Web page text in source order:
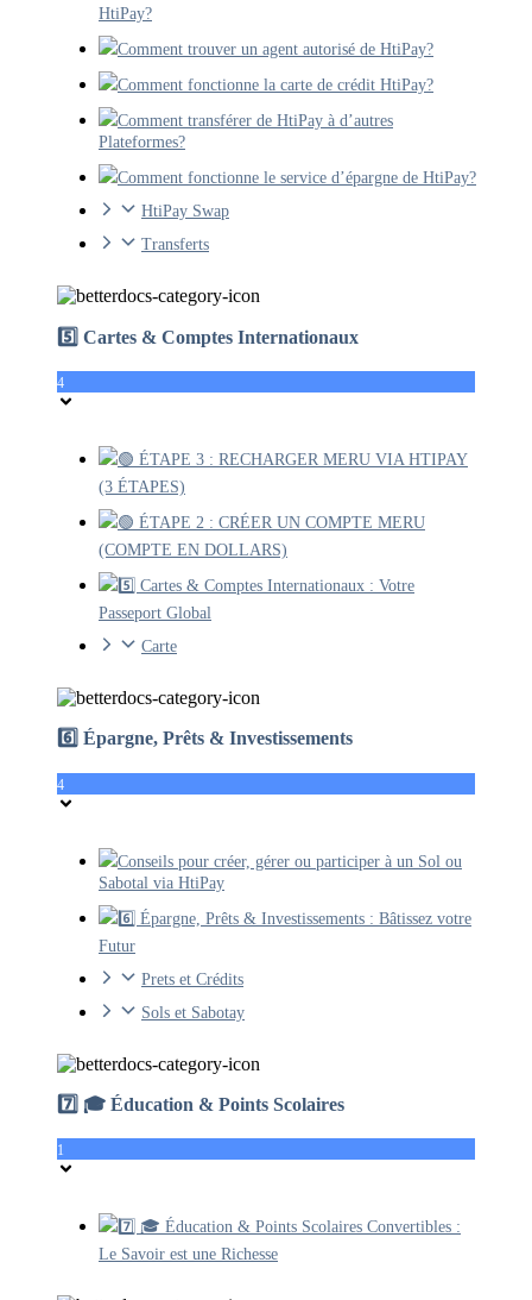
HtiPay?
Comment trouver un agent autorisé de HtiPay?
Comment fonctionne la carte de crédit HtiPay?
Comment transférer de HtiPay à d’autres
Plateformes?
Comment fonctionne le service d’épargne de HtiPay?
HtiPay Swap
Transferts
5️⃣ Cartes & Comptes Internationaux
4
🟢 ÉTAPE 3 : RECHARGER MERU VIA HTIPAY
(3 ÉTAPES)
🟢 ÉTAPE 2 : CRÉER UN COMPTE MERU
(COMPTE EN DOLLARS)
5️⃣ Cartes & Comptes Internationaux : Votre
Passeport Global
Carte
6️⃣ Épargne, Prêts & Investissements
4
Conseils pour créer, gérer ou participer à un Sol ou
Sabotal via HtiPay
6️⃣ Épargne, Prêts & Investissements : Bâtissez votre
Futur
Prets et Crédits
Sols et Sabotay
7️⃣ 🎓 Éducation & Points Scolaires
1
7️⃣ 🎓 Éducation & Points Scolaires Convertibles :
Le Savoir est une Richesse